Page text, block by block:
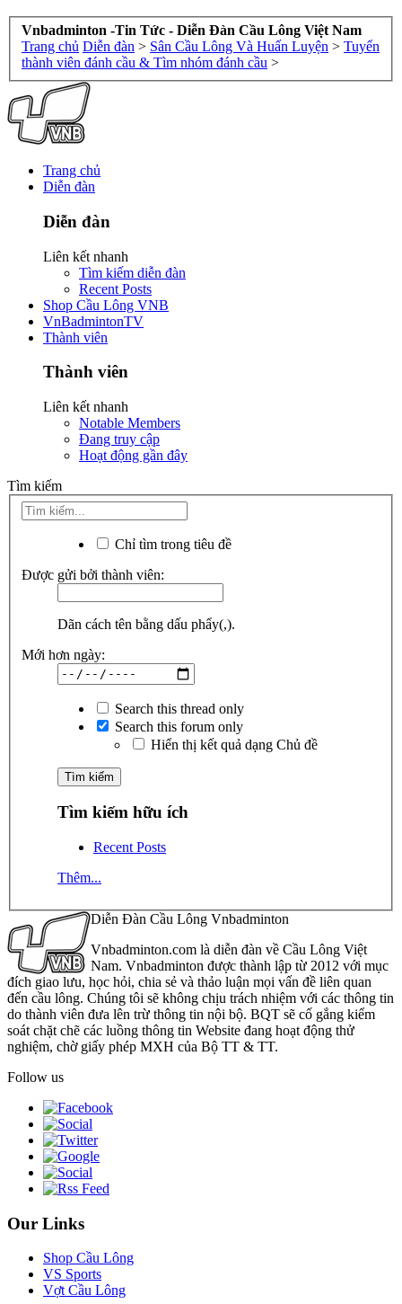
Vnbadminton -Tin Tức - Diễn Đàn Cầu Lông Việt Nam
Trang chủ Diễn đàn > Sân Cầu Lông Và Huấn Luyện > Tuyển
thành viên đánh cầu & Tìm nhóm đánh cầu >
Trang chủ
Diễn đàn
Diễn đàn
Liên kết nhanh
Tìm kiếm diễn đàn
Recent Posts
Shop Cầu Lông VNB
VnBadmintonTV
Thành viên
Thành viên
Liên kết nhanh
Notable Members
Đang truy cập
Hoạt động gần đây
Tìm kiếm
Chỉ tìm trong tiêu đề
Được gửi bởi thành viên:
Dãn cách tên bằng dấu phẩy(,).
Mới hơn ngày:
Search this thread only
Search this forum only
Hiển thị kết quả dạng Chủ đề
Tìm kiếm hữu ích
Recent Posts
Thêm...
Diễn Đàn Cầu Lông Vnbadminton
Vnbadminton.com là diễn đàn về Cầu Lông Việt
Nam. Vnbadminton được thành lập từ 2012 với mục
đích giao lưu, học hỏi, chia sẻ và thảo luận mọi vấn đề liên quan
đến cầu lông. Chúng tôi sẽ không chịu trách nhiệm với các thông tin
do thành viên đưa lên trừ thông tin nội bộ. BQT sẽ cố gắng kiểm
soát chặt chẽ các luồng thông tin Website đang hoạt động thử
nghiệm, chờ giấy phép MXH của Bộ TT & TT.
Follow us
Our Links
Shop Cầu Lông
VS Sports
Vợt Cầu Lông